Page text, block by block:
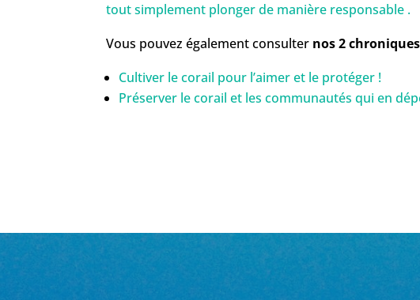
tout simplement plonger de manière responsable .
Vous pouvez également consulter nos 2
Cultiver le corail pour l’aimer et le protéger !
Préserver le corail et les communautés qui en